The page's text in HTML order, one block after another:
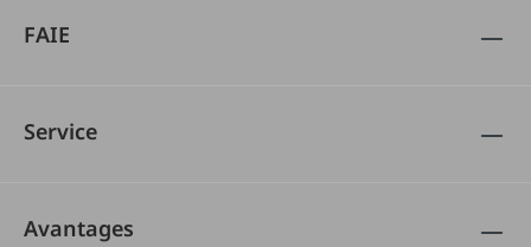
FAIE
Service
Avantages